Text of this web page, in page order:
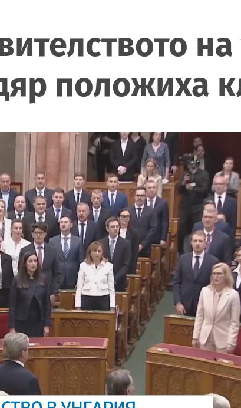
на
положиха